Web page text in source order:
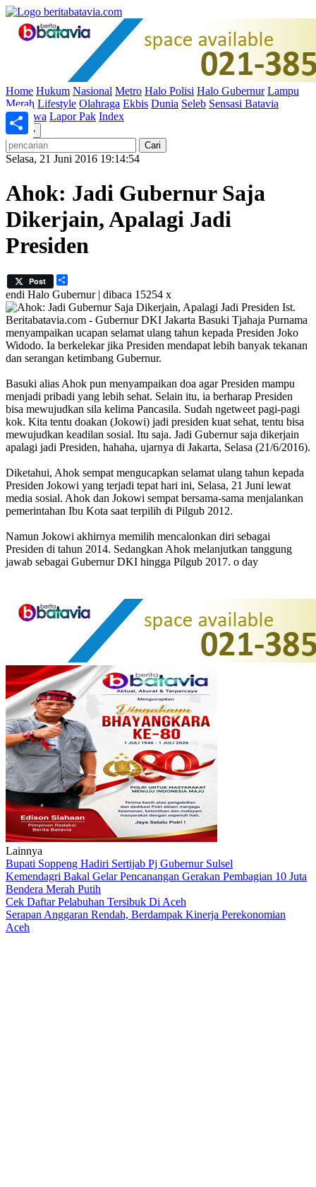
Home Hukum Nasional Metro Halo Polisi Halo Gubernur Lampu
Merah Lifestyle Olahraga Ekbis Dunia Seleb Sensasi Batavia
Peristiwa Lapor Pak Index
»
Selasa, 21 Juni 2016 19:14:54
Ahok: Jadi Gubernur Saja
Dikerjain, Apalagi Jadi
Presiden
Post
endi Halo Gubernur | dibaca 15254 x
Ist.
Beritabatavia.com - Gubernur DKI Jakarta Basuki Tjahaja Purnama
menyampaikan ucapan selamat ulang tahun kepada Presiden Joko
Widodo. Ia berkelekar jika Presiden mendapat lebih banyak tekanan
dan serangan ketimbang Gubernur.
Basuki alias Ahok pun menyampaikan doa agar Presiden mampu
menjadi pribadi yang lebih sehat. Selain itu, ia berharap Presiden
bisa mewujudkan sila kelima Pancasila. Sudah ngetweet pagi-pagi
kok. Kita tentu doakan (Jokowi) jadi presiden kuat sehat, tentu bisa
mewujudkan keadilan sosial. Itu saja. Jadi Gubernur saja dikerjain
apalagi jadi Presiden, hahaha, ujarnya di Jakarta, Selasa (21/6/2016).
Diketahui, Ahok sempat mengucapkan selamat ulang tahun kepada
Presiden Jokowi yang terjadi tepat hari ini, Selasa, 21 Juni lewat
media sosial. Ahok dan Jokowi sempat bersama-sama menjalankan
pemerintahan Ibu Kota saat terpilih di Pilgub 2012.
Namun Jokowi akhirnya memilih mencalonkan diri sebagai
Presiden di tahun 2014. Sedangkan Ahok melanjutkan tanggung
jawab sebagai Gubernur DKI hingga Pilgub 2017. o day
Share
Lainnya
Bupati Soppeng Hadiri Sertijab Pj Gubernur Sulsel
Kemendagri Bakal Gelar Pencanangan Gerakan Pembagian 10 Juta
Bendera Merah Putih
Cek Daftar Pelabuhan Tersibuk Di Aceh
Serapan Anggaran Rendah, Berdampak Kinerja Perekonomian
Aceh